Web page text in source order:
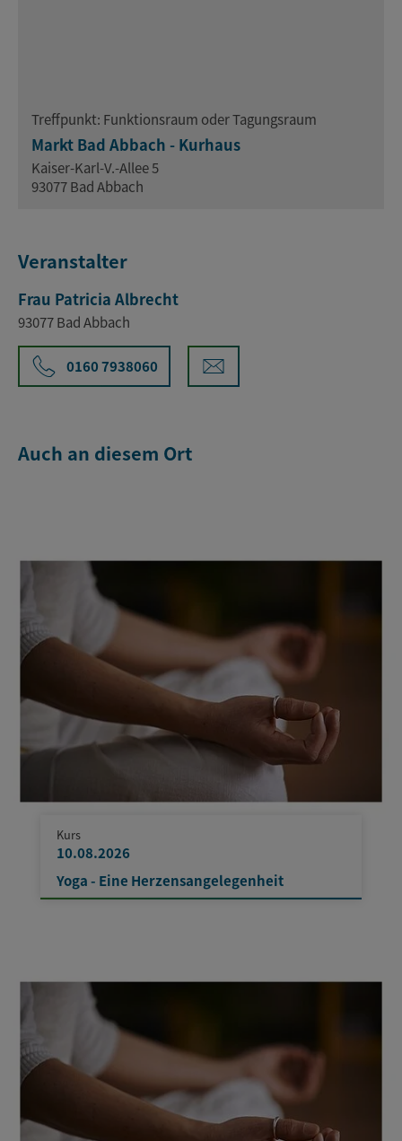
Treffpunkt: Funktionsraum oder Tagungsraum
Markt Bad Abbach - Kurhaus
Kaiser-Karl-V.-Allee 5
93077 Bad Abbach
Veranstalter
Frau Patricia Albrecht
93077 Bad Abbach
0160 7938060
Auch an diesem Ort
Kurs
10.08.2026
Yoga - Eine Herzensangelegenheit